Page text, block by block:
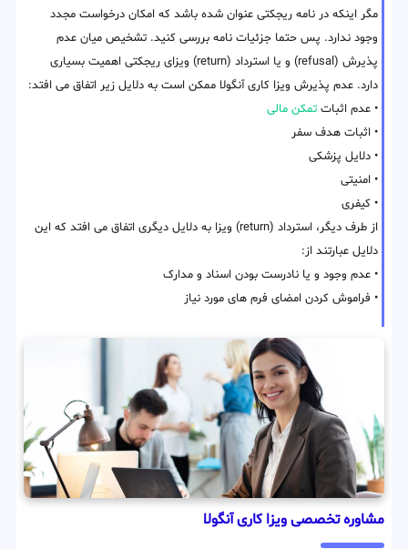
مگر اینکه در نامه ریجکتی عنوان شده باشد که امکان درخواست مجدد
وجود ندارد. پس حتما جزئیات نامه بررسی کنید. تشخیص میان عدم
پذیرش (refusal) و یا استرداد (return) ویزای ریجکتی اهمیت بسیاری
دارد. عدم پذیرش ویزا کاری آنگولا ممکن است به دلایل زیر اتفاق می افتد:
• عدم اثبات تمکن مالی
• اثبات هدف سفر
• دلایل پزشکی
• امنیتی
• کیفری
از طرف دیگر، استرداد (return) ویزا به دلایل دیگری اتفاق می افتد که این
دلایل عبارتند از:
• عدم وجود و یا نادرست بودن اسناد و مدارک
• فراموش کردن امضای فرم های مورد نیاز
مشاوره تخصصی ویزا کاری آنگولا